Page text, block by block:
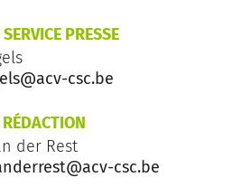
PRESSE
csc.be
der Rest
csc.be